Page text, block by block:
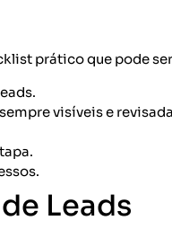
prático que pode
visíveis e
Leads